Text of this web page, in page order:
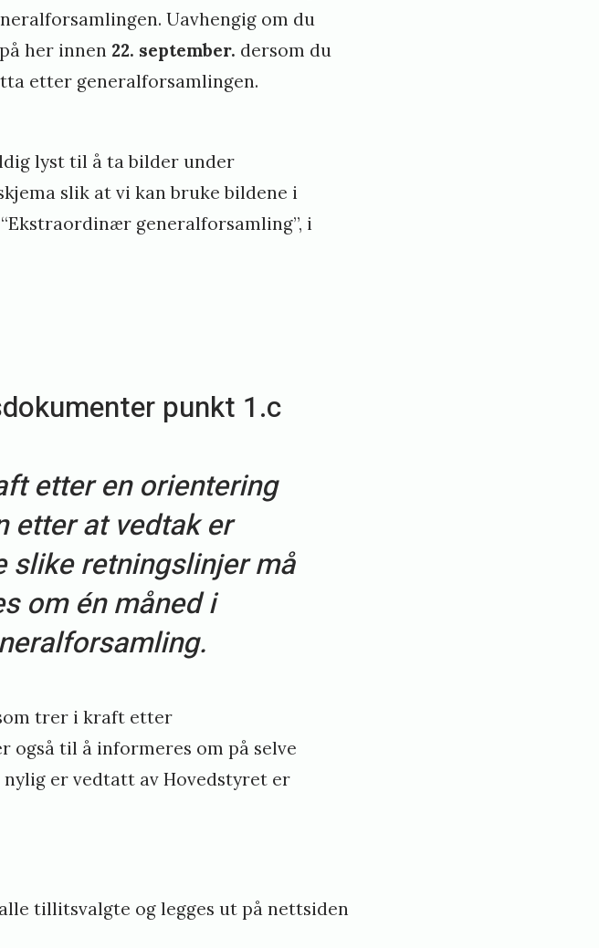
Uavhengig om du
herinnen 22. september. dersom du
etter generalforsamlingen.
lyst til å ta bilder under
slik at vi kan bruke bildene i
generalforsamling”, i
punkt 1.c
etter en orientering
etter at vedtak er
slike retningslinjer må
om én måned i
trer i kraft etter
også til å informeres om på selve
er vedtatt av Hovedstyret er
tillitsvalgte og legges ut på nettsiden